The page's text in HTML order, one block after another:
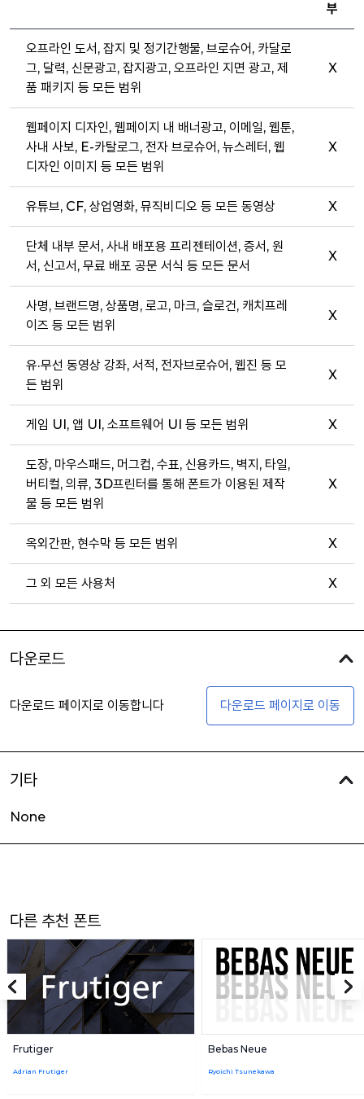
부
오프라인 도서, 잡지 및 정기간행물, 브로슈어, 카달로
그, 달력, 신문광고, 잡지광고, 오프라인 지면 광고, 제
품 패키지 등 모든 범위
X
웹페이지 디자인, 웹페이지 내 배너광고, 이메일, 웹툰,
사내 사보, E-카탈로그, 전자 브로슈어, 뉴스레터, 웹
디자인 이미지 등 모든 범위
X
유튜브, CF, 상업영화, 뮤직비디오 등 모든 동영상 X
단체 내부 문서, 사내 배포용 프리젠테이션, 증서, 원
서, 신고서, 무료 배포 공문 서식 등 모든 문서
X
사명, 브랜드명, 상품명, 로고, 마크, 슬로건, 캐치프레
이즈 등 모든 범위
X
유·무선 동영상 강좌, 서적, 전자브로슈어, 웹진 등 모
든 범위
X
게임 UI, 앱 UI, 소프트웨어 UI 등 모든 범위 X
도장, 마우스패드, 머그컵, 수표, 신용카드, 벽지, 타일,
버티컬, 의류, 3D프린터를 통해 폰트가 이용된 제작
물 등 모든 범위
X
옥외간판, 현수막 등 모든 범위 X
그 외 모든 사용처 X
다운로드
다운로드 페이지로 이동합니다 다운로드 페이지로 이동
기타
None
다른 추천 폰트
Frutiger
Adrian Frutiger
Bebas Neue
Ryoichi Tsunekawa